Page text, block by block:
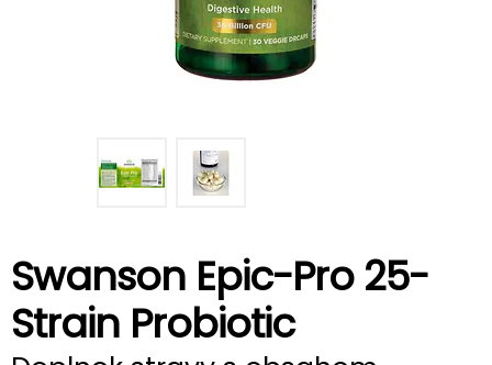
Swanson Epic-Pro 25-
Strain Probiotic